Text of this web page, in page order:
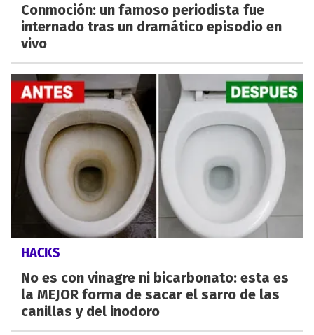
Conmoción: un famoso periodista fue
internado tras un dramático episodio en
vivo
HACKS
No es con vinagre ni bicarbonato: esta es
la MEJOR forma de sacar el sarro de las
canillas y del inodoro